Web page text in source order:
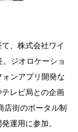
、株式会社ワイ
ジオロケーショ
ンアプリ開発な
レビ局との企画
店街のポータル制
運用に参加。